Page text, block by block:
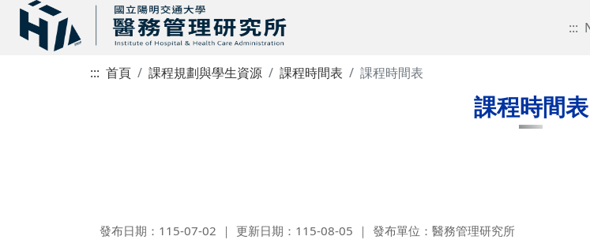
:::
::: 首頁 課程規劃與學生資源 課程時間表 課程時間表
課程時間表
發布日期：115-07-02 更新日期：115-08-05 發布單位：醫務管理研究所